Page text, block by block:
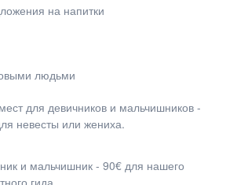
на напитки
людьми
для девичников и мальчишников -
невесты или жениха.
и мальчишник - 90€ для нашего
гида